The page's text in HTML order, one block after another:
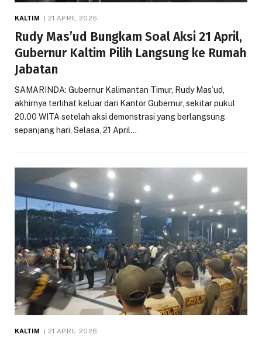
KALTIM 21 APRIL 2026
Rudy Mas’ud Bungkam Soal Aksi 21 April,
Gubernur Kaltim Pilih Langsung ke Rumah
Jabatan
SAMARINDA: Gubernur Kalimantan Timur, Rudy Mas’ud,
akhirnya terlihat keluar dari Kantor Gubernur, sekitar pukul
20.00 WITA setelah aksi demonstrasi yang berlangsung
sepanjang hari, Selasa, 21 April…
KALTIM 21 APRIL 2026